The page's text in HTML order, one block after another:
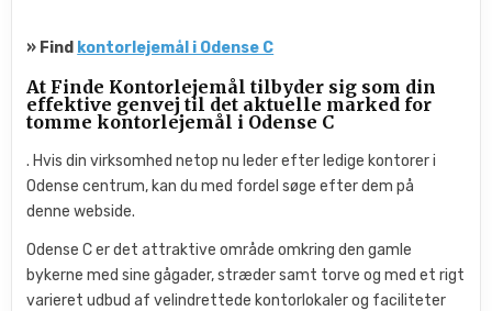
» Find kontorlejemål i Odense C
At Finde Kontorlejemål tilbyder sig som din
effektive genvej til det aktuelle marked for
tomme kontorlejemål i Odense C
. Hvis din virksomhed netop nu leder efter ledige kontorer i
Odense centrum, kan du med fordel søge efter dem på
denne webside.
Odense C er det attraktive område omkring den gamle
bykerne med sine gågader, stræder samt torve og med et rigt
varieret udbud af velindrettede kontorlokaler og faciliteter